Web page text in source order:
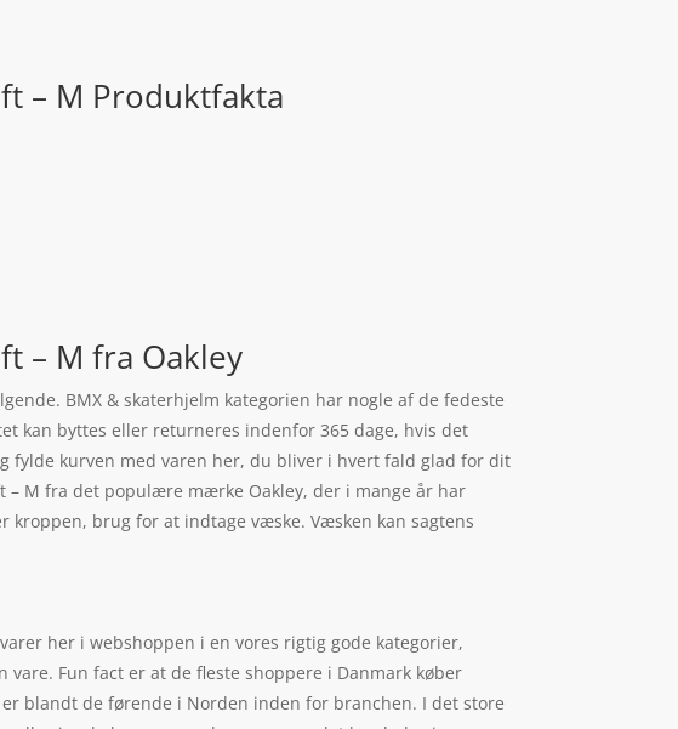
– M Produktfakta
– M fra Oakley
BMX & skaterhjelm kategorien har nogle af de fedeste
kan byttes eller returneres indenfor 365 dage, hvis det
fylde kurven med varen her, du bliver i hvert fald glad for dit
– M fra det populære mærke Oakley, der i mange år har
brug for at indtage væske. Væsken kan sagtens
her i webshoppen i en vores rigtig gode kategorier,
Fun fact er at de fleste shoppere i Danmark køber
er blandt de førende i Norden inden for branchen. I det store